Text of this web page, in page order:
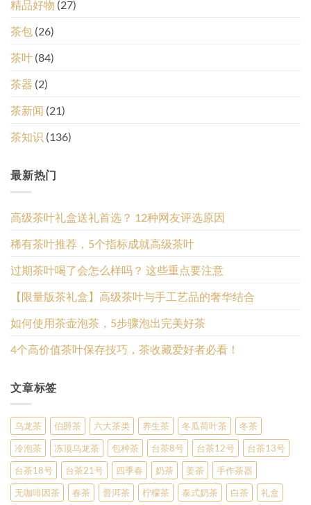
精品好物 (27)
茶包 (26)
茶叶 (84)
茶器 (2)
茶新闻 (21)
茶知识 (136)
最新热门
高级茶叶礼盒送礼首选？ 12种网友评选原因
稀有茶叶推荐，5个指标成就高级茶叶
过期茶叶喝了会怎么样吗？ 这些重点要注意
【限量版茶礼盒】高级茶叶与手工艺品的奢华结合
如何使用茶壶泡茶，5步骤泡出完美好茶
4个高价值茶叶保存技巧，茶收藏爱好者必看！
文章标签
乌龙茶 伯爵茶 六大茶类 养生茶 冬瓜荷叶茶
冬茶
冷泡茶
冻顶乌龙茶 包种茶 台茶8号 台茶12号
台茶13号
台茶18号
台茶21号 四季春 奶茶 姜茶
手作茶器
无咖啡因茶
春茶 普洱茶 柠檬茶 泰式奶茶 白茶
礼盒